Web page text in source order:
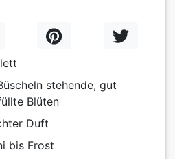
stehende, gut
Blüten
Duft
bis Frost